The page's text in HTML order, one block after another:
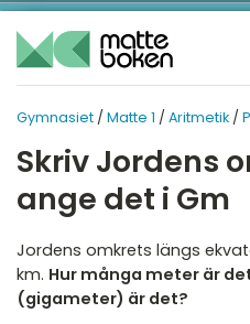
Gymnasiet / Matte 1 / Aritmetik /
Skriv Jordens
ange det i Gm
Jordens omkrets längs
km. Hur många meter är
(gigameter) är det?
Översikt
1
2
3